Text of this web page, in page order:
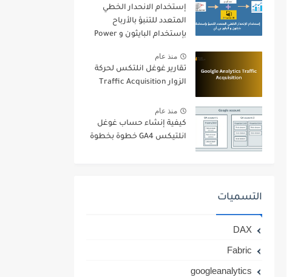
إستخدام الانحدار الخطي
المتعدد للتنبؤ بالأرباح
بإستخدام البايثون و Power
منذ عام
تقارير غوغل انلتكس لحركة
الزوار Traffic Acquisition
منذ عام
كيفية إنشاء حساب غوغل
انلتيكس GA4 خطوة بخطوة
التسميات
DAX
Fabric
googleanalytics